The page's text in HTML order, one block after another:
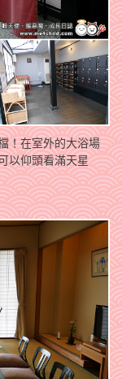
！在室外的大浴場
以仰頭看滿天星